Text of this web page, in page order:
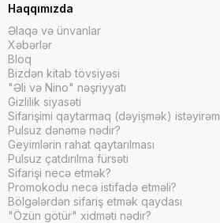
Haqqımızda
Əlaqə və ünvanlar
Xəbərlər
Bloq
Bizdən kitab tövsiyəsi
"Əli və Nino" nəşriyyatı
Gizlilik siyasəti
Sifarişimi qaytarmaq (dəyişmək) istəyirəm
Pulsuz dənəmə nədir?
Geyimlərin rahat qaytarılması
Pulsuz çatdırılma fürsəti
Sifarişi necə etmək?
Promokodu necə istifadə etməli?
Bölgələrdən sifariş etmək qaydası
"Özün götür" xidməti nədir?